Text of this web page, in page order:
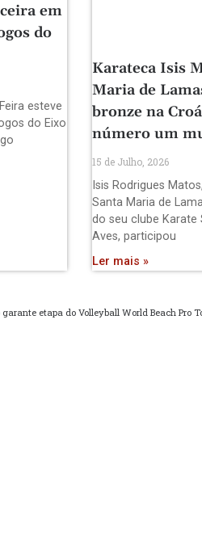
em
do
esteve
do Eixo
Karateca Isis
Maria de
bronze na
número um
15 de Julho, 2026
Isis Rodrigues
Santa Maria de
do seu clube Karate
Aves, participou
Ler mais »
garante etapa do Volleyball World Beach Pro